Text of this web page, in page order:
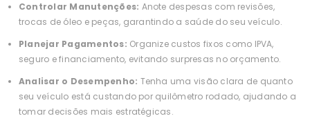
Controlar Manutenções: Anote despesas com revisões,
trocas de óleo e peças, garantindo a saúde do seu veículo.
Planejar Pagamentos: Organize custos fixos como IPVA,
seguro e financiamento, evitando surpresas no orçamento.
Analisar o Desempenho: Tenha uma visão clara de quanto
seu veículo está custando por quilômetro rodado, ajudando a
tomar decisões mais estratégicas.